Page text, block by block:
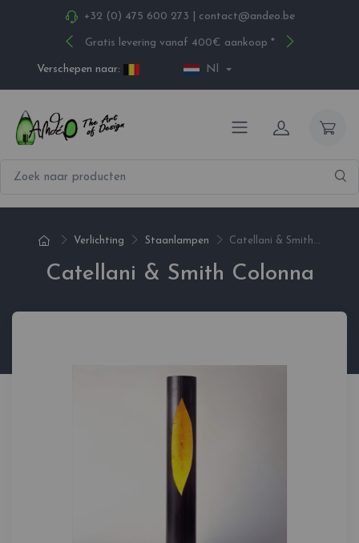
+32 (0) 475 600 273 contact@andeo.be
Gratis levering vanaf 400€ aankoop *
Verschepen naar: Nl
Verlichting Staanlampen Catellani & Smith...
Catellani & Smith Colonna